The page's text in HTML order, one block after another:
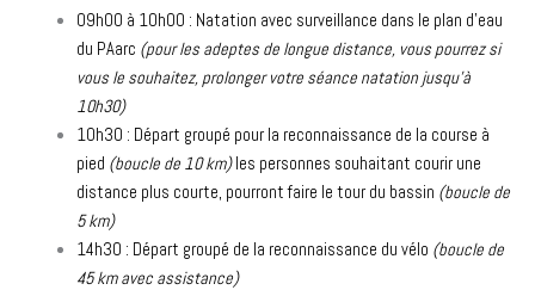
09h00 à 10h00 : Natation avec surveillance dans le plan d’eau
du PAarc (pour les adeptes de longue distance, vous pourrez si
vous le souhaitez, prolonger votre séance natation jusqu’à
10h30)
10h30 : Départ groupé pour la reconnaissance de la course à
pied (boucle de 10 km)les personnes souhaitant courir une
distance plus courte, pourront faire le tour du bassin (boucle de
5 km)
14h30 : Départ groupé de la reconnaissance du vélo (boucle de
45 km avec assistance)